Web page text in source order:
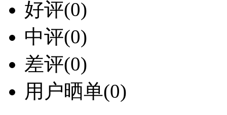
好评(0)
中评(0)
差评(0)
用户晒单(0)